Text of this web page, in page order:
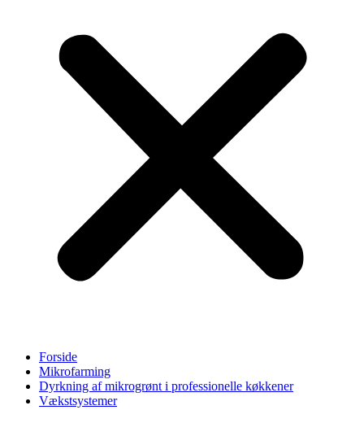
Forside
Mikrofarming
Dyrkning af mikrogrønt i professionelle køkkener
Vækstsystemer